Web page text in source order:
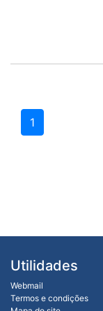
1
Utilidades
Webmail
Termos e condições